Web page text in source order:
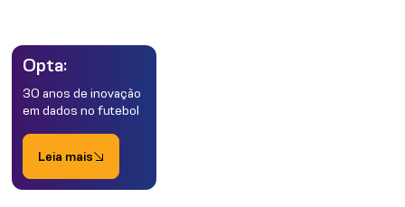
Opta:
30 anos de inovação
em dados no futebol
Leia mais